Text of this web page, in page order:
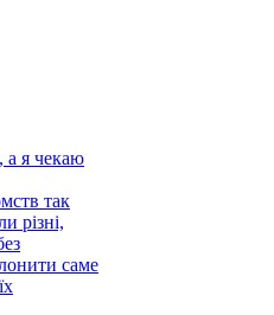
а я чекаю
так
різні,
саме